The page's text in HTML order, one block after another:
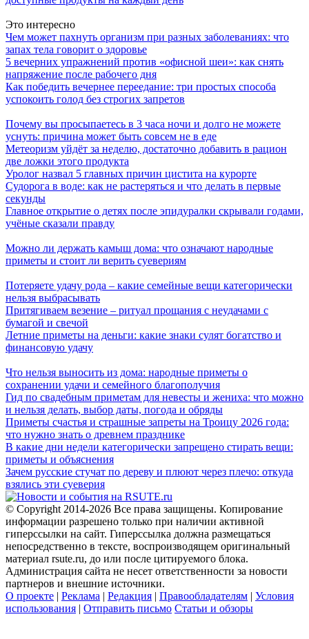
Это интересно
Чем может пахнуть организм при разных заболеваниях: что
запах тела говорит о здоровье
5 вечерних упражнений против «офисной шеи»: как снять
напряжение после рабочего дня
Как победить вечернее переедание: три простых способа
успокоить голод без строгих запретов
Почему вы просыпаетесь в 3 часа ночи и долго не можете
уснуть: причина может быть совсем не в еде
Метеоризм уйдёт за неделю, достаточно добавить в рацион
две ложки этого продукта
Уролог назвал 5 главных причин цистита на курорте
Судорога в воде: как не растеряться и что делать в первые
секунды
Главное открытие о детях после эпидуралки скрывали годами,
учёные сказали правду
Можно ли держать камыш дома: что означают народные
приметы и стоит ли верить суевериям
Потеряете удачу рода – какие семейные вещи категорически
нельзя выбрасывать
Притягиваем везение – ритуал прощания с неудачами с
бумагой и свечой
Летние приметы на деньги: какие знаки сулят богатство и
финансовую удачу
Что нельзя выносить из дома: народные приметы о
сохранении удачи и семейного благополучия
Гид по свадебным приметам для невесты и жениха: что можно
и нельзя делать, выбор даты, погода и обряды
Приметы счастья и страшные запреты на Троицу 2026 года:
что нужно знать о древнем празднике
В какие дни недели категорически запрещено стирать вещи:
приметы и объяснения
Зачем русские стучат по дереву и плюют через плечо: откуда
взялись эти суеверия
© Copyright 2014-2026 Все права защищены. Копирование
информации разрешено только при наличии активной
гиперссылки на сайт. Гиперссылка должна размещаться
непосредственно в тексте, воспроизводящем оригинальный
материал rsute.ru, до или после цитируемого блока.
Администрация сайта не несет ответственности за новости
партнеров и внешние источники.
О проекте | Реклама | Редакция | Правообладателям | Условия
использования | Отправить письмо Статьи и обзоры